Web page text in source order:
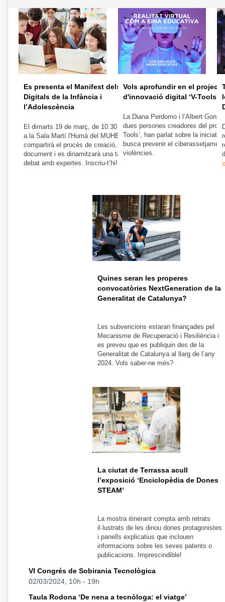
Es presenta el Manifest dels Drets
Digitals de la Infància i
l’Adolescència
El dimarts 19 de març, de 10.30 a 12 hores,
a la Sala Martí l'Humà del MUHBA, es
compartirà el procés de creació, es llegirà el
document i es dinamitzarà una taula de
debat amb expertes. Inscriu-t’hi!
Vols aprofundir en el projecte
d'innovació digital ‘V-Tools’?
La Diana Perdomo i l’Albert
dues persones creadores del
Tools’, han parlat sobre la
busca prevenir el
violències.
Quines seran les properes
convocatòries NextGeneration de la
Generalitat de Catalunya?
Les subvencions estaran finançades pel
Mecanisme de Recuperació i Resiliència i
es preveu que es publiquin des de la
Generalitat de Catalunya al llarg de l’any
2024. Vols saber-ne més?
La ciutat de Terrassa acull
l’exposició ‘Enciclopèdia de Dones
STEAM’
La mostra itinerant compta amb retrats
il·lustrats de les dinou dones protagonistes
i panells explicatius que inclouen
informacions sobre les seves patents o
publicacions. Imprescindible!
VI Congrés de Sobirania Tecnològica
02/03/2024, 10h - 19h
Taula Rodona ‘De nena a tecnòloga: el viatge’